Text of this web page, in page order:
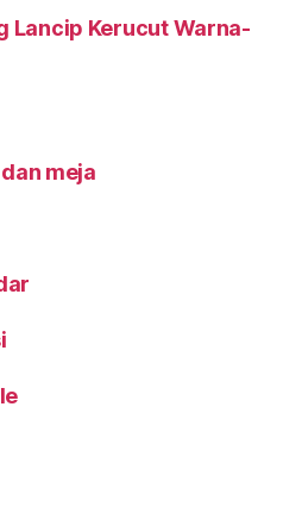
Lancip Kerucut Warna-
meja